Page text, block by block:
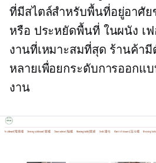
ที่มีสไตล์สำหรับพื้นที่อยู่อาศั
หรือ ประหยัดพื้นที่ ในผนัง เ
งานที่เหมาะสมที่สุด ร้านค้ามี
หลายเพื่อยกระดับการออกแ
งาน